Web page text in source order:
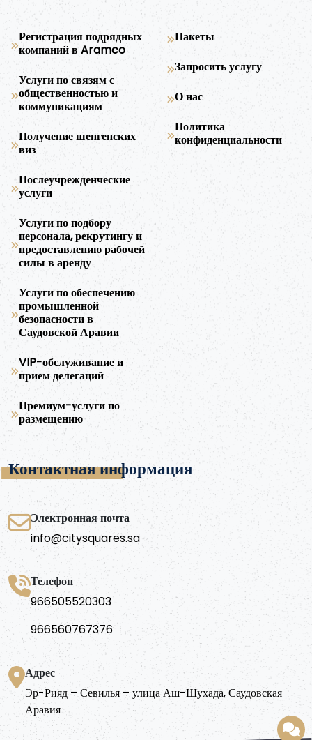
Регистрация подрядных
компаний в Aramco
Услуги по связям с
общественностью и
коммуникациям
Получение шенгенских
виз
Послеучрежденческие
услуги
Услуги по подбору
персонала, рекрутингу и
предоставлению рабочей
силы в аренду
Услуги по обеспечению
промышленной
безопасности в
Саудовской Аравии
VIP-обслуживание и
прием делегаций
Премиум-услуги по
размещению
Пакеты
Запросить услугу
О нас
Политика
конфиденциальности
Контактная информация
Электронная почта
info@citysquares.sa
Телефон
966505520303
966560767376
Адрес
Эр-Рияд – Севилья – улица Аш-Шухада, Саудовская
Аравия